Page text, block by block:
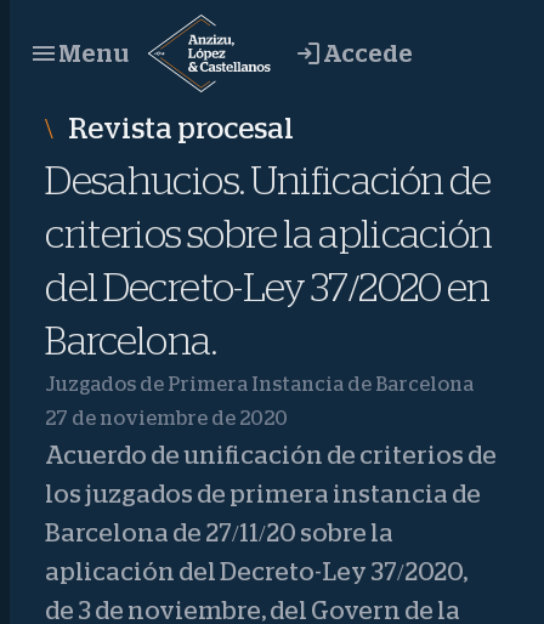
contenido
Menu Accede
Revista procesal
Desahucios. Unificación de
criterios sobre la aplicación
del Decreto-Ley 37/2020 en
Barcelona.
Juzgados de Primera Instancia de Barcelona
27 de noviembre de 2020
Acuerdo de unificación de criterios de
los juzgados de primera instancia de
Barcelona de 27/11/20 sobre la
aplicación del Decreto-Ley 37/2020,
de 3 de noviembre, del Govern de la